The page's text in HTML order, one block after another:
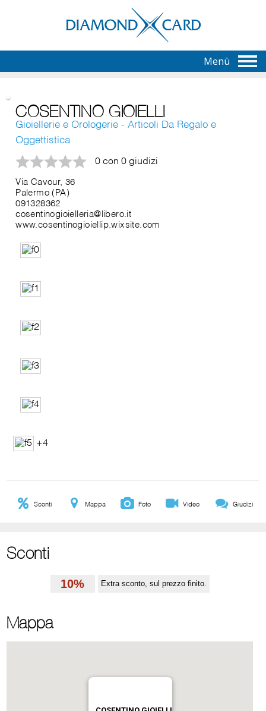
Menù
COSENTINO GIOIELLI
Gioiellerie e Orologerie - Articoli Da Regalo e
Oggettistica
0 con 0 giudizi
Via Cavour, 36
Palermo (PA)
091328362
cosentinogioielleria@libero.it
www.cosentinogioiellip.wixsite.com
+4
Sconti Mappa Foto Video Giudizi
Sconti
10% Extra sconto, sul prezzo finito.
Mappa